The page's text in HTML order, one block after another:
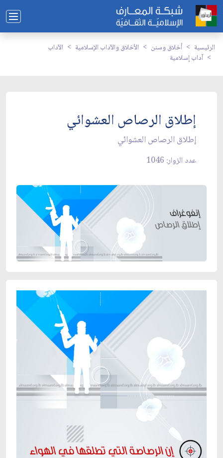
الرئيسية أخلاق وسنن الأخلاق والآداب الإسلامية
الآداب
آداب إسلامية
إطلاق الرصاص العشوائي
إطلاق الرصاص العشوائي
عدد الزوار: 1046